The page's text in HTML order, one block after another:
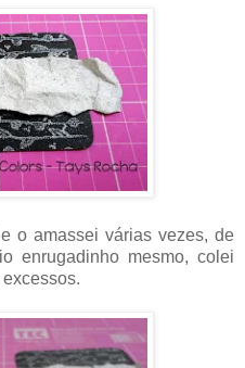
o amassei várias vezes, de
enrugadinho mesmo, colei